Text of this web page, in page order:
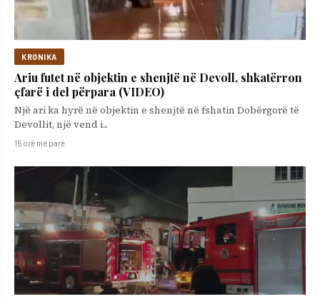
KRONIKA
Ariu futet në objektin e shenjtë në Devoll, shkatërron
çfarë i del përpara (VIDEO)
Një ari ka hyrë në objektin e shenjtë në fshatin Dobërgorë të
Devollit, një vend i...
15 orë më parë